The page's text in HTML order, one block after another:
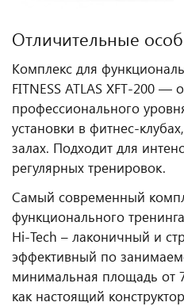
Отличительные
Комплекс для
FITNESS ATLAS XFT-200 —
профессионального
установки в
залах. Подходит для
регулярных тренировок.
Самый современный
функционального
Hi-Tech – лаконичный и
эффективный по
минимальная площадь от
как настоящий